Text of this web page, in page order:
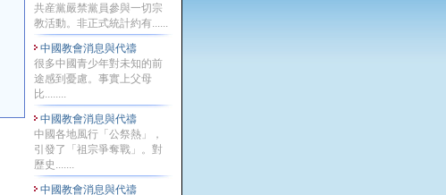
共産黨嚴禁黨員參與一切宗
教活動。非正式統計約有......
中國教會消息與代禱
很多中國青少年對未知的前
途感到憂慮。事實上父母
比........
中國教會消息與代禱
中國各地風行「公祭熱」，
引發了「祖宗爭奪戰」。對
歷史.......
中國教會消息與代禱